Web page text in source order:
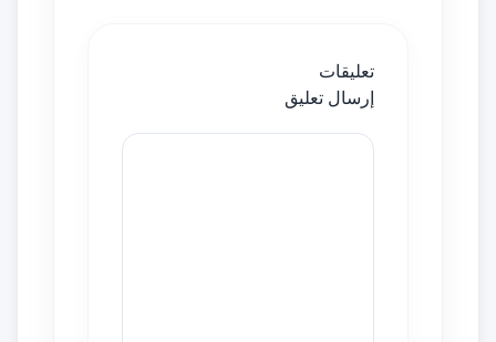
تعليقات
إرسال تعليق